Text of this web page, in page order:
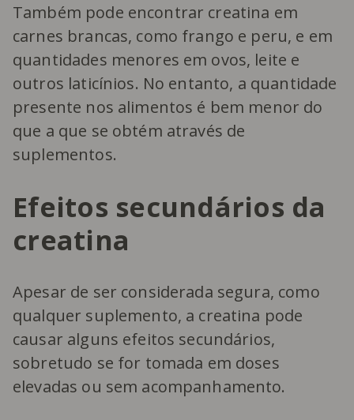
Também pode encontrar creatina em
carnes brancas, como frango e peru, e em
quantidades menores em ovos, leite e
outros laticínios. No entanto, a quantidade
presente nos alimentos é bem menor do
que a que se obtém através de
suplementos.
Efeitos secundários da
creatina
Apesar de ser considerada segura, como
qualquer suplemento, a creatina pode
causar alguns efeitos secundários,
sobretudo se for tomada em doses
elevadas ou sem acompanhamento.